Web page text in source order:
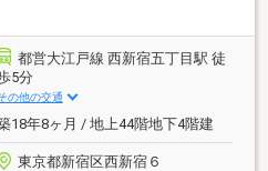
都営大江戸線 西新宿五丁目駅 徒
5分
の他の交通
18年8ヶ月 / 地上44階地下4階建
東京都新宿区西新宿６